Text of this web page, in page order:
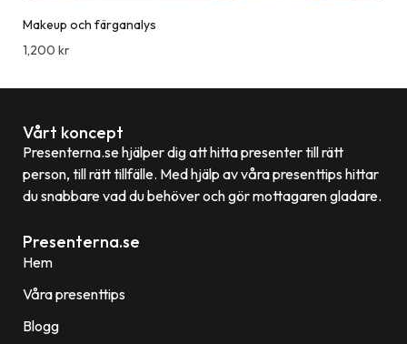
Makeup och färganalys
1,200 kr
Vårt koncept
Presenterna.se hjälper dig att hitta presenter till rätt
person, till rätt tillfälle. Med hjälp av våra presenttips hittar
du snabbare vad du behöver och gör mottagaren gladare.
Presenterna.se
Hem
Våra presenttips
Blogg